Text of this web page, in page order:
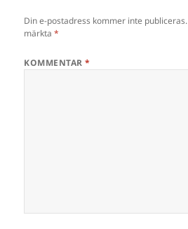
Din e-postadress kommer inte publiceras.
märkta*
KOMMENTAR*